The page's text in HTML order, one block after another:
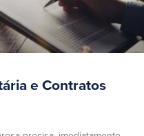
e Contratos